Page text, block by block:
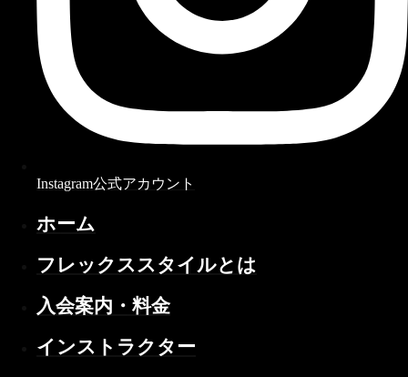
Instagram公式アカウント
ホーム
フレックススタイルとは
入会案内・料金
インストラクター